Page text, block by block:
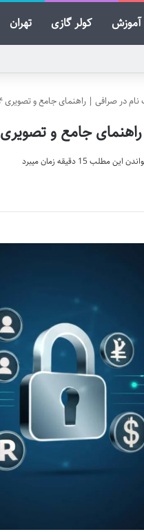
آموزش کولر گازی تهران
در صرافی | راهنمای جامع و تصویری ۲۰۲۴
جامع و تصویری ۲۰۲۴
این مطلب 15 دقیقه زمان میبرد